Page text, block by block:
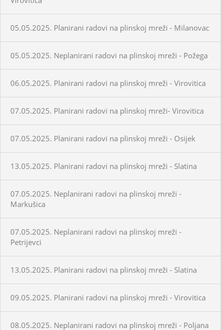
05.05.2025. Planirani radovi na plinskoj mreži - Milanovac
05.05.2025. Neplanirani radovi na plinskoj mreži - Požega
06.05.2025. Planirani radovi na plinskoj mreži - Virovitica
07.05.2025. Planirani radovi na plinskoj mreži- Virovitica
07.05.2025. Planirani radovi na plinskoj mreži - Osijek
13.05.2025. Planirani radovi na plinskoj mreži - Slatina
07.05.2025. Neplanirani radovi na plinskoj mreži -
Markušica
07.05.2025. Neplanirani radovi na plinskoj mreži -
Petrijevci
13.05.2025. Planirani radovi na plinskoj mreži - Slatina
09.05.2025. Planirani radovi na plinskoj mreži - Virovitica
08.05.2025. Neplanirani radovi na plinskoj mreži - Poljana